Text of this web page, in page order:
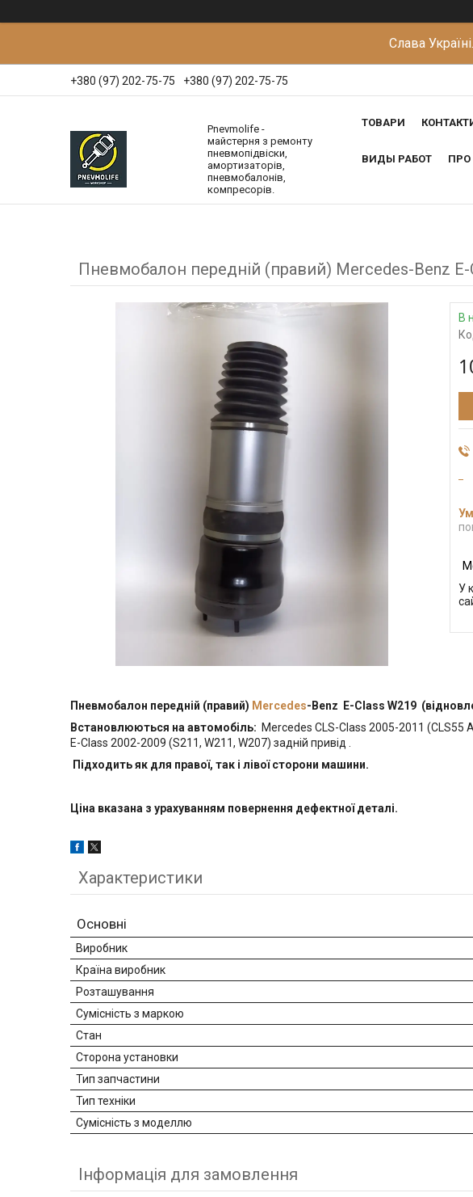
Слава
+380 (97) 202-75-75 +380 (97) 202-75-75
Pnevmolife -
майстерня з ремонту
пневмопідвіски,
амортизаторів,
пневмобалонів,
компресорів.
ТОВАРИ
ВИДЫ РАБОТ ПРО
Пневмобалон передній (правий) Mercedes-Benz
В
У
Пневмобалон передній (правий) Mercedes-Benz E-Class W219
Встановлюються на автомобіль: Mercedes CLS-Class 2005-2011 (CLS55
E-Class 2002-2009 (S211, W211, W207) задній привід .
Підходить як для правої, так і лівої сторони машини.
Ціна вказана з урахуванням повернення дефектної деталі.
Характеристики
Основні
Виробник
Країна виробник
Розташування
Сумісність з маркою
Стан
Сторона установки
Тип запчастини
Тип техніки
Сумісність з моделлю
Інформація для замовлення